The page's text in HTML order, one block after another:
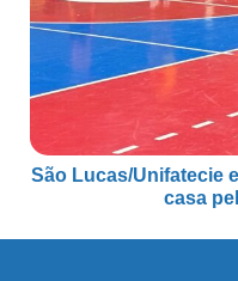
São Lucas/Unifatecie
casa